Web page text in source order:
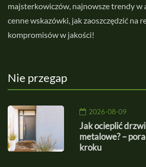
majsterkowiczów, najnowsze trendy w
cenne wskazówki, jak zaoszczędzić na
kompromisów w jakości!
Nie przegap
2026-08-09
Jak ocieplić
metalowe? –
kroku